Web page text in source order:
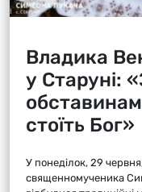
Владика
у Старуні:
стоїть Бог»
У понеділок, 29
священномученика